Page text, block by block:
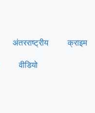
अंतरराष्ट्रीय क्राइम
वीडियो